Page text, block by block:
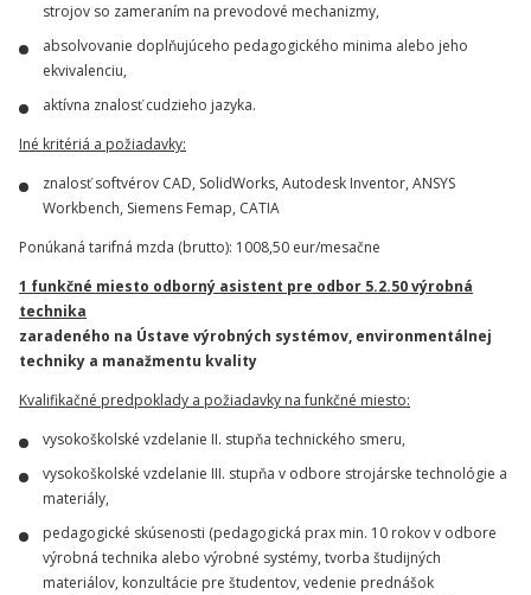
strojov so zameraním na prevodové mechanizmy,
absolvovanie doplňujúceho pedagogického minima alebo jeho
ekvivalenciu,
aktívna znalosť cudzieho jazyka.
Iné kritériá a požiadavky:
znalosť softvérov CAD, SolidWorks, Autodesk Inventor, ANSYS
Workbench, Siemens Femap, CATIA
Ponúkaná tarifná mzda (brutto): 1008,50 eur/mesačne
1 funkčné miesto odborný asistent pre odbor 5.2.50 výrobná
technika
zaradeného na Ústave výrobných systémov, environmentálnej
techniky a manažmentu kvality
Kvalifikačné predpoklady a požiadavky na funkčné miesto:
vysokoškolské vzdelanie II. stupňa technického smeru,
vysokoškolské vzdelanie III. stupňa v odbore strojárske technológie a
materiály,
pedagogické skúsenosti (pedagogická prax min. 10 rokov v odbore
výrobná technika alebo výrobné systémy, tvorba študijných
materiálov, konzultácie pre študentov, vedenie prednášok